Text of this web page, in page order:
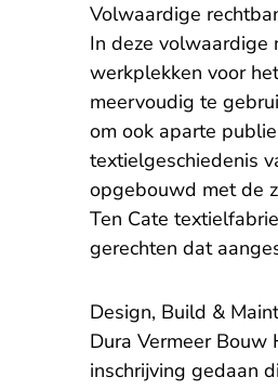
Volwaardige
In deze volwaardige
werkplekken voor
meervoudig te
om ook aparte
textielgeschiedenis
opgebouwd met de
Ten Cate
gerechten dat
Design, Build &
Dura Vermeer
inschrijving gedaan